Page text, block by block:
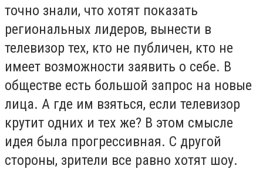
точно знали, что хотят показать
региональных лидеров, вынести в
телевизор тех, кто не публичен, кто не
имеет возможности заявить о себе. В
обществе есть большой запрос на новые
лица. А где им взяться, если телевизор
крутит одних и тех же? В этом смысле
идея была прогрессивная. С другой
стороны, зрители все равно хотят шоу.